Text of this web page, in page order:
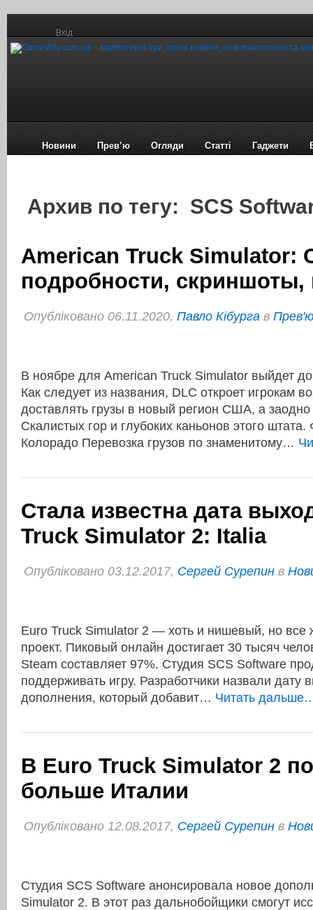
Вхід
Новини Прев’ю Огляди Статті Гаджети
Архив по тегу: SCS
American Truck Simulator:
подробности, скриншоты,
Опубліковано 06.11.2020, Павло Кібурга в Прев'ю
В ноябре для American Truck Simulator выйдет
Как следует из названия, DLC откроет игрокам
доставлять грузы в новый регион США, а
Скалистых гор и глубоких каньонов этого
Колорадо Перевозка грузов по знаменитому…
Стала известна дата
Truck Simulator 2: Italia
Опубліковано 03.12.2017, Сергей Сурепин в
Euro Truck Simulator 2 — хоть и нишевый, но все
проект. Пиковый онлайн достигает 30 тысяч
Steam составляет 97%. Студия SCS Software
поддерживать игру. Разработчики назвали дату
дополнения, который добавит… Читать
В Euro Truck Simulator 2
больше Италии
Опубліковано 12.08.2017, Сергей Сурепин в
Студия SCS Software анонсировала новое
Simulator 2. В этот раз дальнобойщики смогут